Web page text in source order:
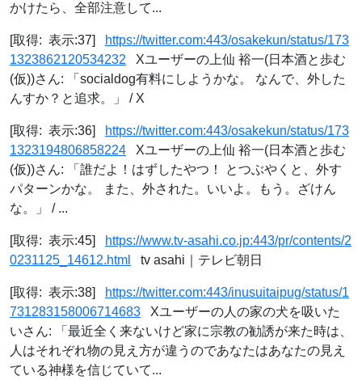
かけたら、全部注意して...
[取得: 表示:37]
https://twitter.com:443/osakekun/status/173
1323862120534232 Xユーザーの上仙 裕一(日本酒と歩む
(仮))さん: 「socialdog有料にしようかな。 なんで、外した
んすか？と追求。」 / X
[取得: 表示:36]
https://twitter.com:443/osakekun/status/173
1323194806858224 Xユーザーの上仙 裕一(日本酒と歩む
(仮))さん: 「誰だよ！はずしたやつ！ とつぶやくと、外す
パターンかな。 また、外された。いいよ。もう。ざけん
な。」 / ...
[取得: 表示:45]
https://www.tv-asahi.co.jp:443/pr/contents/2
0231125_14612.html
tv asahi｜テレビ朝日
[取得: 表示:38]
https://twitter.com:443/inusuitaipug/status/1
731283158006714683 Xユーザーの人の家の犬を吸いた
いさん: 「最近全く来ないけど家に宗教の勧誘が来た時は、
人はそれぞれ物の見え方が違うのであなたはあなたの見え
ている神様を信じていて...